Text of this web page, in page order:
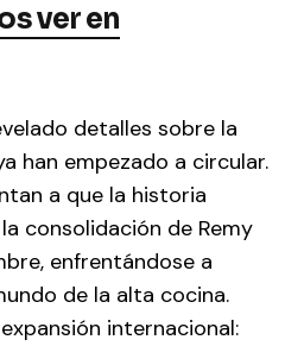
ver en
detalles sobre la
han empezado a circular.
a que la historia
consolidación de Remy
enfrentándose a
de la alta cocina.
internacional: